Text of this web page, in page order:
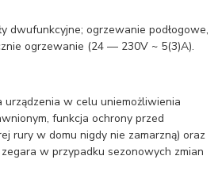
dwufunkcyjne; ogrzewanie podłogowe,
ogrzewanie (24 — 230V ~ 5(3)A).
w celu uniemożliwienia
funkcja ochrony przed
rury w domu nigdy nie zamarzną) oraz
w przypadku sezonowych zmian